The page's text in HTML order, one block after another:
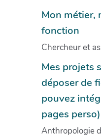
Mon métier,
fonction
Chercheur et
Mes projets
déposer de
pouvez
pages perso)
Anthropologie